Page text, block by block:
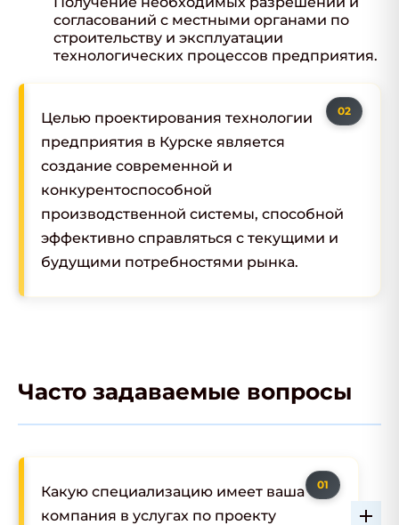
согласований с местными органами по
строительству и эксплуатации
технологических процессов предприятия.
Целью проектирования технологии
предприятия в Курске является
создание современной и
конкурентоспособной
производственной системы, способной
эффективно справляться с текущими и
будущими потребностями рынка.
Часто задаваемые вопросы
Какую специализацию имеет ваша
компания в услугах по проекту